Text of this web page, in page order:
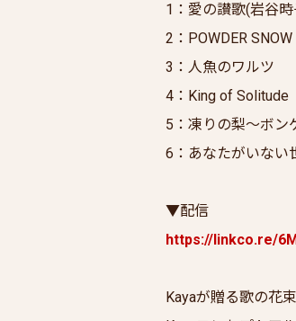
1：愛の讃歌(岩谷
2：POWDER SNOW
3：人魚のワルツ
4：King of Solitude
5：凍りの梨～ボン
6：あなたがいない
▼配信
https://linkco.re/
Kayaが贈る歌の